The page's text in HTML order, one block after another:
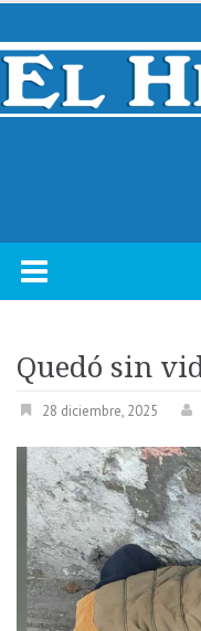
Skip
content
Quedó sin
28 diciembre, 2025